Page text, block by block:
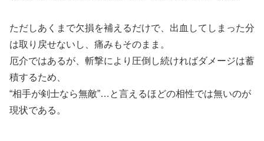
ただしあくまで欠損を補えるだけで、出血してしまった分
は取り戻せないし、痛みもそのまま。
厄介ではあるが、斬撃により圧倒し続ければダメージは蓄
積するため、
“相手が剣士なら無敵”…と言えるほどの相性では無いのが
現状である。